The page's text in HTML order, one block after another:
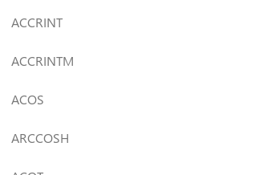
ACCRINT
ACCRINTM
ACOS
ARCCOSH